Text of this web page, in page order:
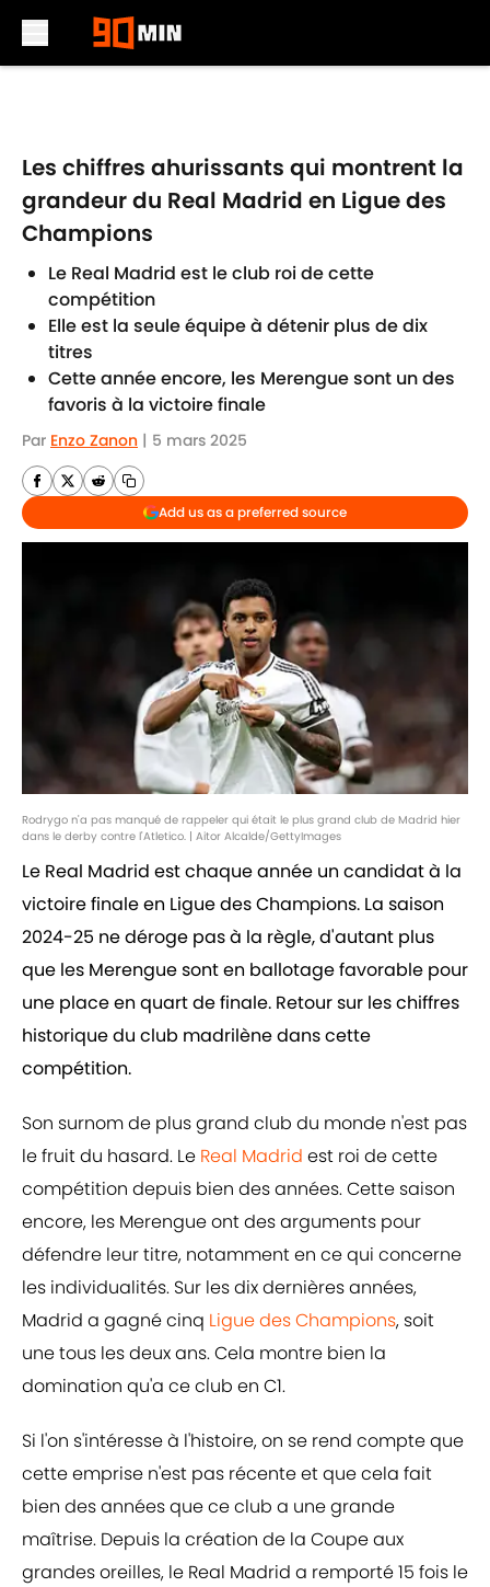
Les chiffres ahurissants qui montrent la
grandeur du Real Madrid en Ligue des
Champions
Le Real Madrid est le club roi de cette
compétition
Elle est la seule équipe à détenir plus de dix
titres
Cette année encore, les Merengue sont un des
favoris à la victoire finale
Par Enzo Zanon | 5 mars 2025
Add us as a preferred source
Rodrygo n'a pas manqué de rappeler qui était le plus grand club de Madrid hier
dans le derby contre l'Atletico. | Aitor Alcalde/GettyImages
Le Real Madrid est chaque année un candidat à la
victoire finale en Ligue des Champions. La saison
2024-25 ne déroge pas à la règle, d'autant plus
que les Merengue sont en ballotage favorable pour
une place en quart de finale. Retour sur les chiffres
historique du club madrilène dans cette
compétition.
Son surnom de plus grand club du monde n'est pas
le fruit du hasard. Le Real Madrid est roi de cette
compétition depuis bien des années. Cette saison
encore, les Merengue ont des arguments pour
défendre leur titre, notamment en ce qui concerne
les individualités. Sur les dix dernières années,
Madrid a gagné cinq Ligue des Champions, soit
une tous les deux ans. Cela montre bien la
domination qu'a ce club en C1.
Si l'on s'intéresse à l'histoire, on se rend compte que
cette emprise n'est pas récente et que cela fait
bien des années que ce club a une grande
maîtrise. Depuis la création de la Coupe aux
grandes oreilles, le Real Madrid a remporté 15 fois le